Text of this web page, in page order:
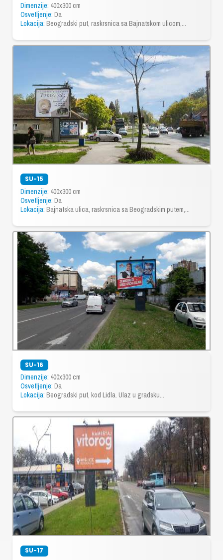
Dimenzije: 400x300 cm
Osvetljenje: Da
Lokacija: Beogradski put, raskrsnica sa Bajnatskom ulicom,...
SU-15
Dimenzije: 400x300 cm
Osvetljenje: Da
Lokacija: Bajnatska ulica, raskrsnica sa Beogradskim putem,...
SU-16
Dimenzije: 400x300 cm
Osvetljenje: Da
Lokacija: Beogradski put, kod Lidla. Ulaz u gradsku...
SU-17